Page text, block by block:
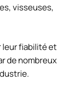
visseuses,
leur fiabilité et
de nombreux